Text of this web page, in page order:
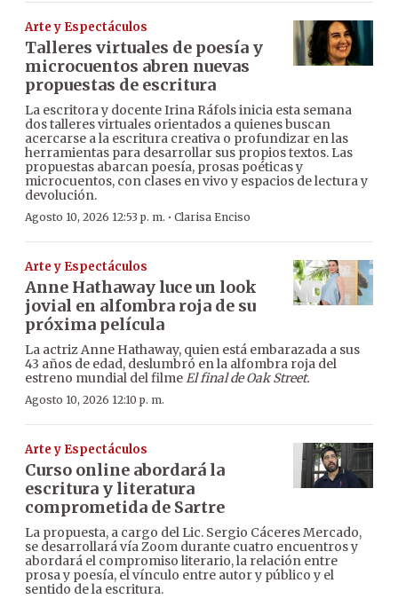
Arte y Espectáculos
Talleres virtuales de poesía y
microcuentos abren nuevas
propuestas de escritura
La escritora y docente Irina Ráfols inicia esta semana
dos talleres virtuales orientados a quienes buscan
acercarse a la escritura creativa o profundizar en las
herramientas para desarrollar sus propios textos. Las
propuestas abarcan poesía, prosas poéticas y
microcuentos, con clases en vivo y espacios de lectura y
devolución.
Agosto 10, 2026 12:53 p. m. · Clarisa Enciso
Arte y Espectáculos
Anne Hathaway luce un look
jovial en alfombra roja de su
próxima película
La actriz Anne Hathaway, quien está embarazada a sus
43 años de edad, deslumbró en la alfombra roja del
estreno mundial del filmeEl final de Oak Street.
Agosto 10, 2026 12:10 p. m.
Arte y Espectáculos
Curso online abordará la
escritura y literatura
comprometida de Sartre
La propuesta, a cargo del Lic. Sergio Cáceres Mercado,
se desarrollará vía Zoom durante cuatro encuentros y
abordará el compromiso literario, la relación entre
prosa y poesía, el vínculo entre autor y público y el
sentido de la escritura.